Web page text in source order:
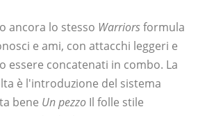
ancora lo stesso Warriorsformula
e ami, con attacchi leggeri e
essere concatenati in combo. La
è l'introduzione del sistema
bene Un pezzo Il folle stile